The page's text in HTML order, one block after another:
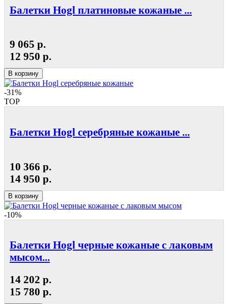
Балетки Hogl платиновые кожаные ...
9 065 р.
12 950 р.
В корзину
-31%
TOP
Балетки Hogl серебряные кожаные ...
10 366 р.
14 950 р.
В корзину
-10%
Балетки Hogl черные кожаные с лаковым
мысом...
14 202 р.
15 780 р.